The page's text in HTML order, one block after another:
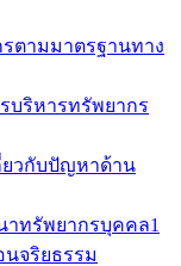
ตามมาตรฐานทาง
บริหารทรัพยากร
ยวกับปัญหาด้าน
ทรัพยากรบุคคล1
นจริยธรรม